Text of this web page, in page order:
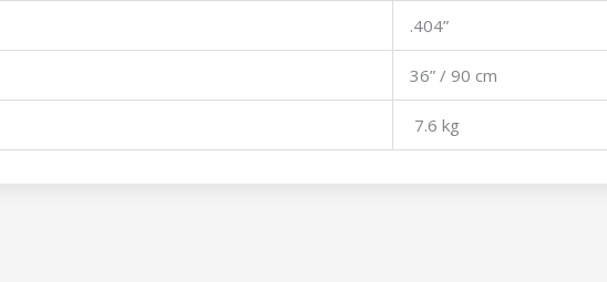
.404”
36” / 90 cm
7.6 kg